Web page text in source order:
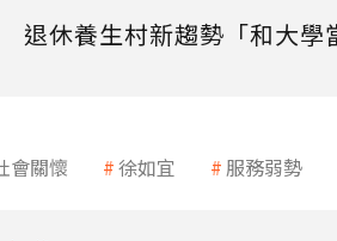
退休養生村新趨勢「和大
會關懷 徐如宜 服務弱勢